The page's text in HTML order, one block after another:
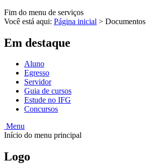
Fim do menu de serviços
Você está aqui: Página inicial > Documentos
Em destaque
Aluno
Egresso
Servidor
Guia de cursos
Estude no IFG
Concursos
Menu
Início do menu principal
Logo